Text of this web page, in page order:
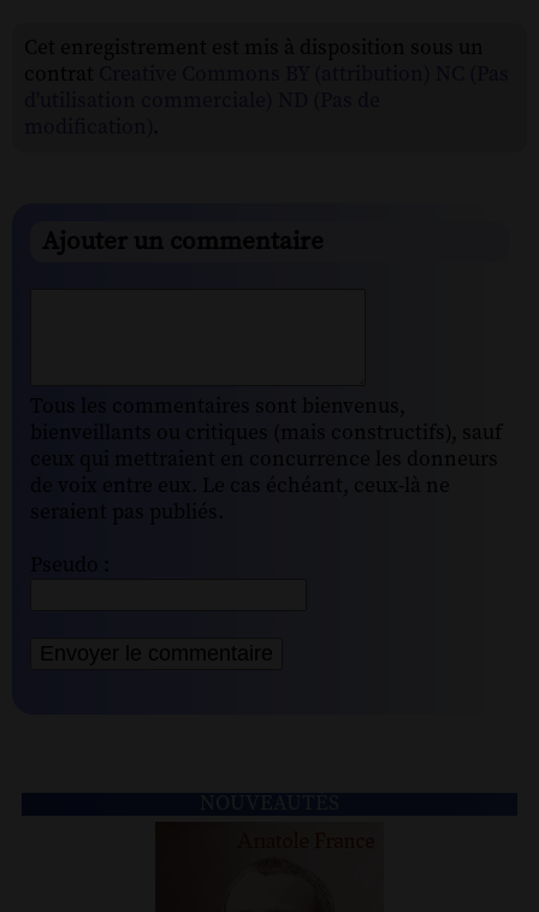
Ajouter un commentaire
Tous les commentaires sont bienvenus,
bienveillants ou critiques (mais constructifs), sauf
ceux qui mettraient en concurrence les donneurs
de voix entre eux. Le cas échéant, ceux-là ne
seraient pas publiés.
Pseudo :